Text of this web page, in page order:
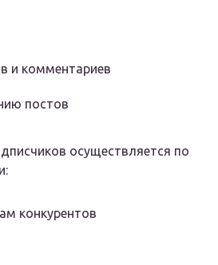
и комментариев
постов
осуществляется по
конкурентов